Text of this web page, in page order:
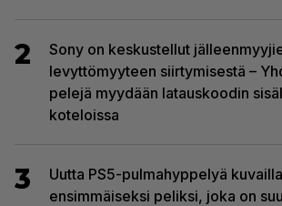
2
Sony on keskustellut
levyttömyyteen siirtymisestä –
pelejä myydään latauskoodin
koteloissa
3
Uutta PS5-pulmahyppelyä
ensimmäiseksi peliksi, joka on